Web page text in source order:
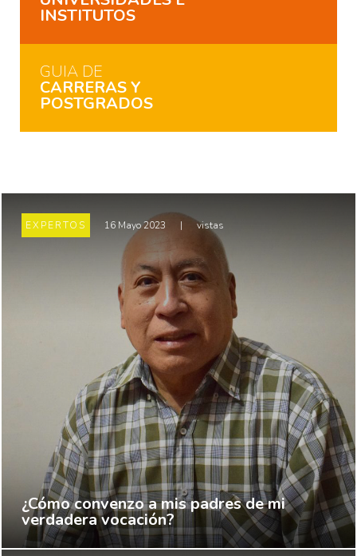
INSTITUTOS
GUIA DE
CARRERAS Y
POSTGRADOS
EXPERTOS 16 Mayo 2023 | vistas
¿Cómo convenzo a mis padres de mi
verdadera vocación?